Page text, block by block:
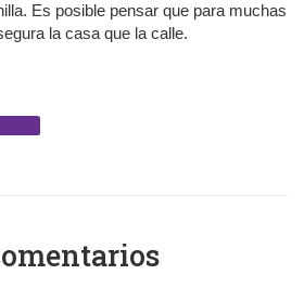
Es posible pensar que para muchas
la casa que la calle.